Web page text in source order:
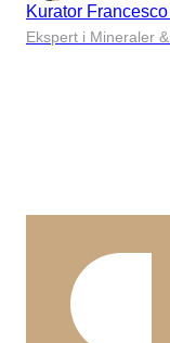
Kurator Francesco
Ekspert i Mineraler